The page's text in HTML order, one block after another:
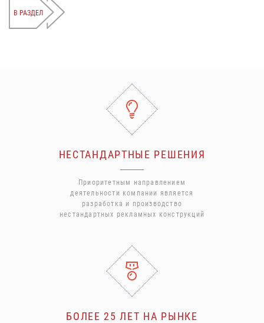
В РАЗДЕЛ
НЕСТАНДАРТНЫЕ РЕШЕНИЯ
Приоритетным направлением
деятельности компании является
разработка и производство
нестандартных рекламных конструкций
БОЛЕЕ 25 ЛЕТ НА РЫНКЕ